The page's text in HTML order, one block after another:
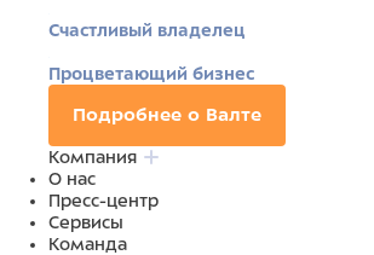
Счастливый владелец
Процветающий бизнес
Подробнее о Валте
Компания
О нас
Пресс-центр
Сервисы
Команда